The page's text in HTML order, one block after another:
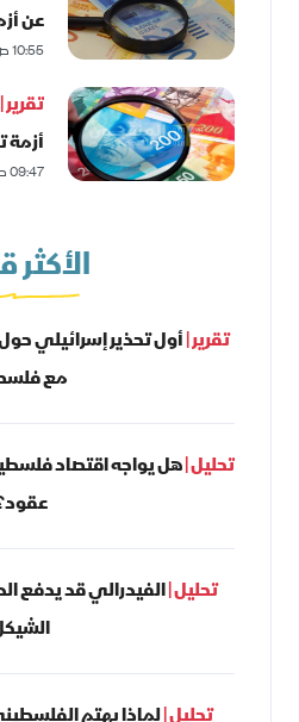
عن
10:55 ص
تقرير |
09:47 ص
الأكثر
تقرير |أول تحذير إسرائيلي
مع
تحليل |هل يواجه اقتصاد
تحليل |